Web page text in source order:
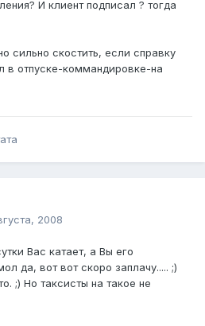
И клиент подписал ? тогда
сильно скостить, если справку
в отпуске-коммандировке-на
2008
Вас катает, а Вы его
да, вот вот скоро заплачу..... ;)
;) Но таксисты на такое не